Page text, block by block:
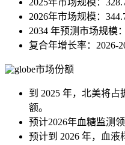
2025年市场规模：
2026年市场规模：
2034 年预测市场规模
复合年增长率：2026-
市场份额
到 2025 年，北美将占
额。
预计2026年血糖监测
预计到 2026 年，血液